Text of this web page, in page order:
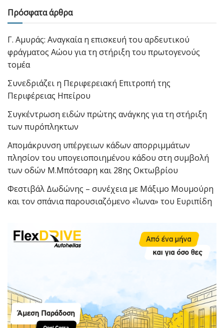
Πρόσφατα άρθρα
Γ. Αμυράς: Αναγκαία η επισκευή του αρδευτικού
φράγματος Αώου για τη στήριξη του πρωτογενούς
τομέα
Συνεδριάζει η Περιφερειακή Επιτροπή της
Περιφέρειας Ηπείρου
Συγκέντρωση ειδών πρώτης ανάγκης για τη στήριξη
των πυρόπληκτων
Απομάκρυνση υπέργειων κάδων απορριμμάτων
πλησίον του υπογειοποιημένου κάδου στη συμβολή
των οδών Μ.Μπότσαρη και 28ης Οκτωβρίου
Φεστιβάλ Δωδώνης – συνέχεια με Μάξιμο Μουμούρη
και τον σπάνια παρουσιαζόμενο «Ίωνα» του Ευριπίδη